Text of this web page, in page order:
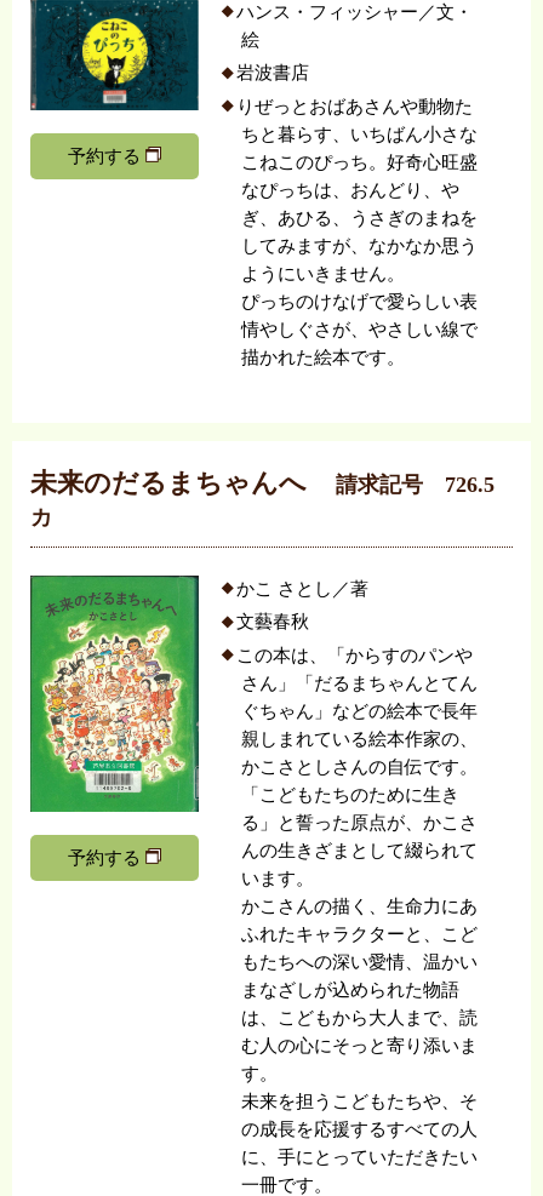
予約する
ハンス・フィッシャー／文・
絵
岩波書店
りぜっとおばあさんや動物た
ちと暮らす、いちばん小さな
こねこのぴっち。好奇心旺盛
なぴっちは、おんどり、や
ぎ、あひる、うさぎのまねを
してみますが、なかなか思う
ようにいきません。
ぴっちのけなげで愛らしい表
情やしぐさが、やさしい線で
描かれた絵本です。
未来のだるまちゃんへ
請求記号 726.5
カ
予約する
かこ さとし／著
文藝春秋
この本は、「からすのパンや
さん」「だるまちゃんとてん
ぐちゃん」などの絵本で長年
親しまれている絵本作家の、
かこさとしさんの自伝です。
「こどもたちのために生き
る」と誓った原点が、かこさ
んの生きざまとして綴られて
います。
かこさんの描く、生命力にあ
ふれたキャラクターと、こど
もたちへの深い愛情、温かい
まなざしが込められた物語
は、こどもから大人まで、読
む人の心にそっと寄り添いま
す。
未来を担うこどもたちや、そ
の成長を応援するすべての人
に、手にとっていただきたい
一冊です。